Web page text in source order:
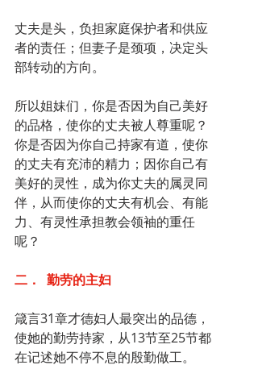
丈夫是头，负担家庭保护者和供应
者的责任；但妻子是颈项，决定头
部转动的方向。
所以姐妹们，你是否因为自己美好
的品格，使你的丈夫被人尊重呢？
你是否因为你自己持家有道，使你
的丈夫有充沛的精力；因你自己有
美好的灵性，成为你丈夫的属灵同
伴，从而使你的丈夫有机会、有能
力、有灵性承担教会领袖的重任
呢？
二．	勤劳的主妇
箴言31章才德妇人最突出的品德，
使她的勤劳持家，从13节至25节都
在记述她不停不息的殷勤做工。